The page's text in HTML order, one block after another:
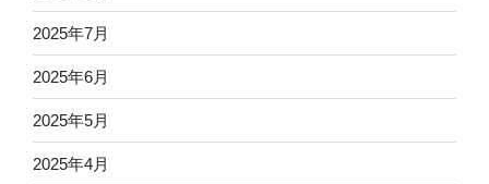
2025年7月
2025年6月
2025年5月
2025年4月